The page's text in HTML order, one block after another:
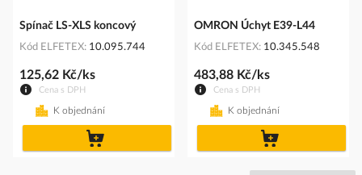
Spínač LS-XLS koncový
Kód ELFETEX 10.095.744
Cena s DPH
125,62 Kč/ks
K objednání
OMRON Úchyt E39-L44
Kód ELFETEX 10.345.548
Cena s DPH
483,88 Kč/ks
K objednání